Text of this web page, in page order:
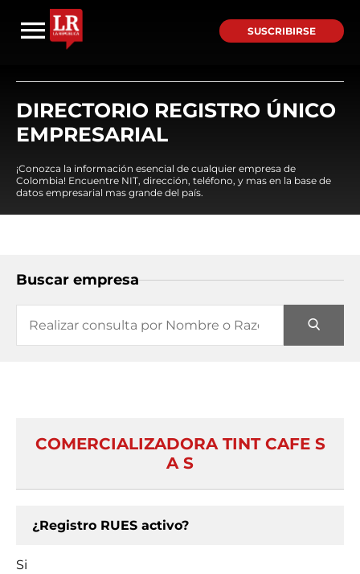
SUSCRIBIRSE
DIRECTORIO REGISTRO ÚNICO
EMPRESARIAL
¡Conozca la información esencial de cualquier empresa de
Colombia! Encuentre NIT, dirección, teléfono, y mas en la base de
datos empresarial mas grande del país.
Buscar empresa
COMERCIALIZADORA TINT CAFE S
A S
¿Registro RUES activo?
Si